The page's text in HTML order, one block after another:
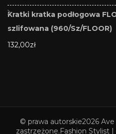
Kratki kratka podłogowa
szlifowana (960/Sz/FLOOR)
132,00zł
© prawa autorskie2026 Ave
zastrzeżone. Fashion Stylist